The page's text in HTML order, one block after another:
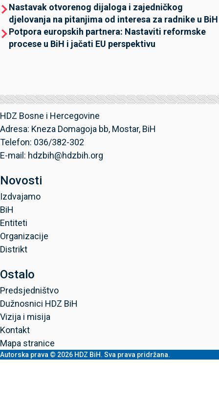
Nastavak otvorenog dijaloga i zajedničkog
djelovanja na pitanjima od interesa za radnike u BiH
Potpora europskih partnera: Nastaviti reformske
procese u BiH i jačati EU perspektivu
HDZ Bosne i Hercegovine
Adresa: Kneza Domagoja bb, Mostar, BiH
Telefon: 036/382-302
E-mail: hdzbih@hdzbih.org
Novosti
Izdvajamo
BiH
Entiteti
Organizacije
Distrikt
Ostalo
Predsjedništvo
Dužnosnici HDZ BiH
Vizija i misija
Kontakt
Mapa stranice
Autorska prava © 2026 HDZ BiH. Sva prava pridržana.